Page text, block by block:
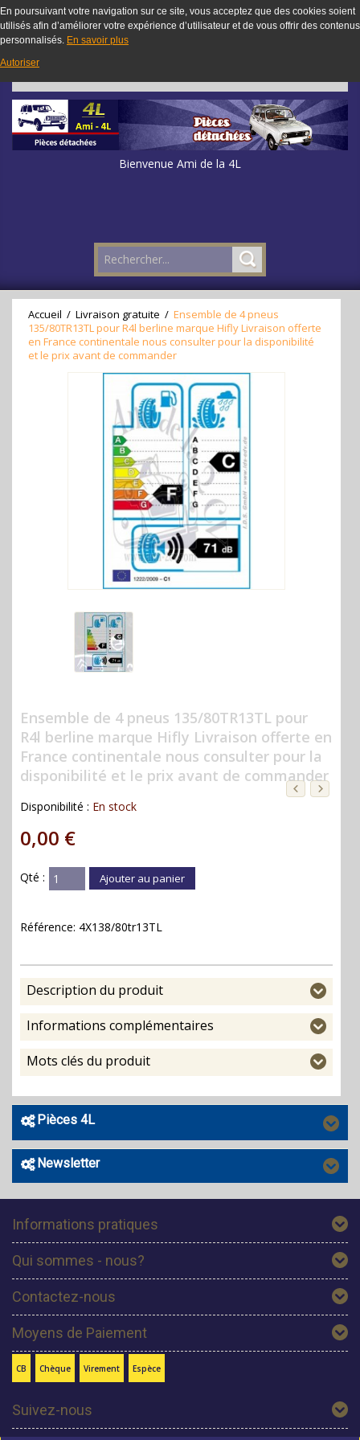
En poursuivant votre navigation sur ce site, vous acceptez que des cookies soient
utilisés afin d’améliorer votre expérience d’utilisateur et de vous offrir des contenus
personnalisés. En savoir plus
Autoriser
Bienvenue Ami de la 4L
Accueil / Livraison gratuite / Ensemble de 4 pneus
135/80TR13TL pour R4l berline marque Hifly Livraison offerte
en France continentale nous consulter pour la disponibilité
et le prix avant de commander
Ensemble de 4 pneus 135/80TR13TL pour
R4l berline marque Hifly Livraison offerte en
France continentale nous consulter pour la
disponibilité et le prix avant de commander
Disponibilité : En stock
0,00 €
Qté : Ajouter au panier
Référence: 4X138/80tr13TL
Description du produit
Informations complémentaires
Mots clés du produit
Pièces 4L
Newsletter
Informations pratiques
Qui sommes - nous?
Contactez-nous
Moyens de Paiement
CB Chèque Virement Espèce
Suivez-nous